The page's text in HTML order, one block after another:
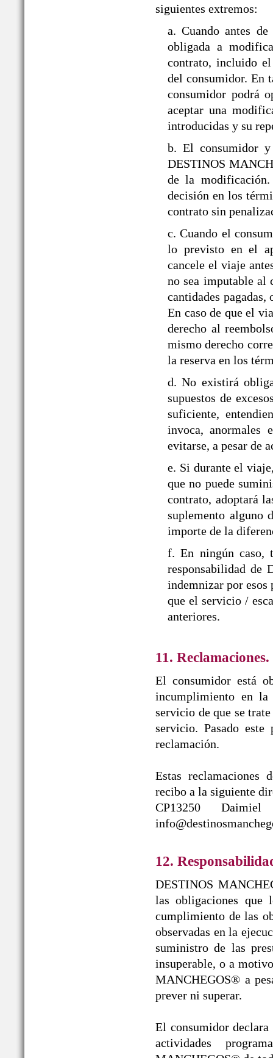
siguientes extremos:
a. Cuando antes
obligada a
contrato, incluido el
del consumidor. En
consumidor podrá
aceptar una
introducidas y su
b. El consumidor
DESTINOS
de la
decisión en los
contrato sin
c. Cuando el
lo previsto en el
cancele el viaje
no sea imputable al
cantidades
En caso de que el
derecho al
mismo derecho
la reserva en los
d. No existirá
supuestos de
suficiente,
invoca, anormales
evitarse, a pesar de
e. Si durante el
que no puede
contrato, adoptará
suplemento alguno
importe de la
f. En ningún caso,
responsabilidad de
indemnizar por esos
que el servicio /
anteriores.
11. Reclamaciones.
El consumidor está
incumplimiento en
servicio de que se
servicio. Pasado
reclamación.
Estas reclamaciones
recibo a la siguiente
CP13250
12.
DESTINOS
las obligaciones que
cumplimiento de las
observadas en la
suministro de las
insuperable, o a
MANCHEGOS® a
prever ni superar.
El consumidor
actividades